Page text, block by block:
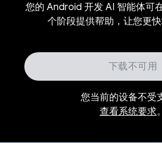
您的 Android 开发 AI 智能体可
个阶段提供帮助，让您更快
下载不可用
您当前的设备不受
查看系统要求。